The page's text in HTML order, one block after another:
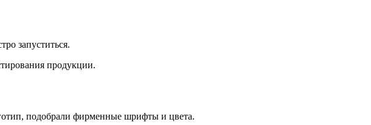
запуститься.
продукции.
подобрали фирменные шрифты и цвета.